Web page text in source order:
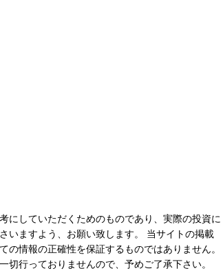
にしていただくためのものであり、実際の投資に
いますよう、お願い致します。 当サイトの掲載
情報の正確性を保証するものではありません。
行っておりませんので、予めご了承下さい。